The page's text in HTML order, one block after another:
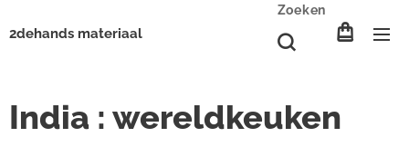
2dehands materiaal
Zoeken
India : wereldkeuken